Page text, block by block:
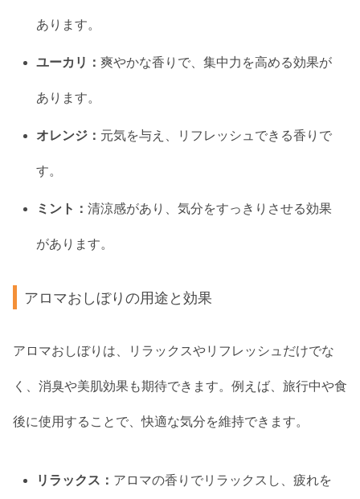
あります。
ユーカリ：爽やかな香りで、集中力を高める効果が
あります。
オレンジ： 元気を与え、リフレッシュできる香りで
す。
ミント：清涼感があり、気分をすっきりさせる効果
があります。
アロマおしぼりの用途と効果
アロマおしぼりは、リラックスやリフレッシュだけでな
く、消臭や美肌効果も期待できます。例えば、旅行中や食
後に使用することで、快適な気分を維持できます。
リラックス： アロマの香りでリラックスし、疲れを